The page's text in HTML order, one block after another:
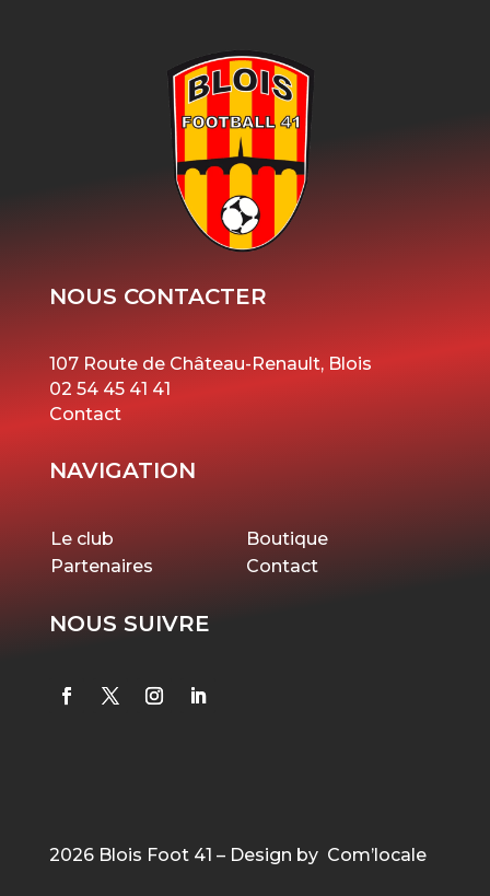
NOUS CONTACTER
107 Route de Château-Renault, Blois
02 54 45 41 41
Contact
NAVIGATION
Le club
Boutique
Partenaires
Contact
NOUS SUIVRE
2026 Blois Foot 41 – Design by Com’locale